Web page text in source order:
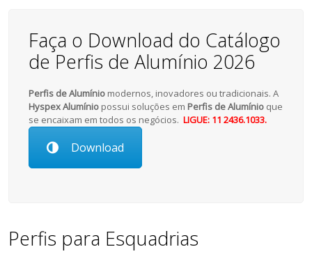
Faça o Download do Catálogo
de Perfis de Alumínio 2026
Perfis de Alumínio modernos, inovadores ou tradicionais. A
Hyspex Alumínio possui soluções em Perfis de Alumínio que
se encaixam em todos os negócios.LIGUE: 11 2436.1033.
Download
Perfis para Esquadrias